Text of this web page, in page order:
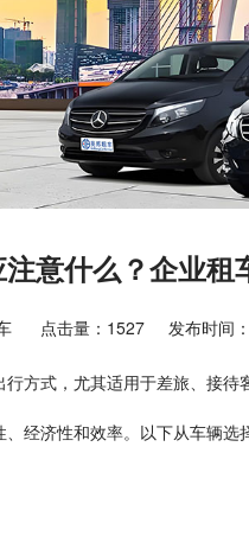
意什么？企业租
点击量：1527 发布时间
方式，尤其适用于差旅、接
经济性和效率。以下从车辆